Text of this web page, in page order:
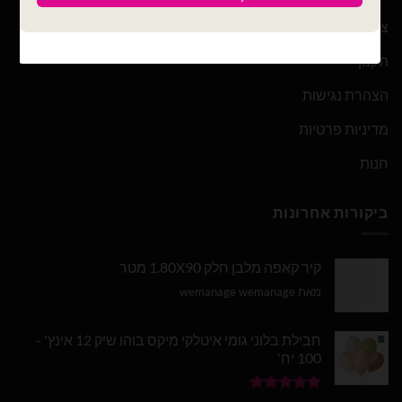
צור קשר
תקנון
הצהרת נגישות
מדיניות פרטיות
חנות
ביקורות אחרונות
קיר קאפה מלבן חלק 1.80X90 מטר
מאת wemanage wemanage
חבילת בלוני גומי איטלקי מיקס בוהו שיק 12 אינץ' -
100 יח'